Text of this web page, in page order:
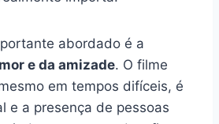
abordado é a
e da amizade. O filme
em tempos difíceis, é
e a presença de pessoas